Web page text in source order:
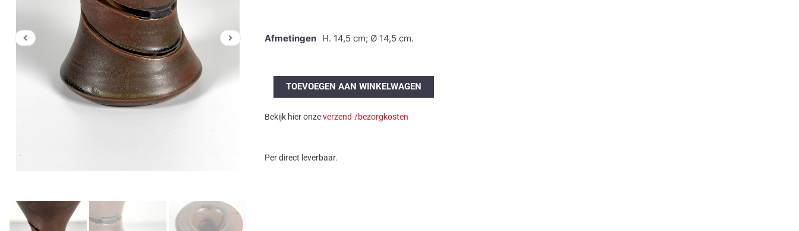
Afmetingen H. 14,5 cm; Ø 14,5 cm.
de
Boer
keramiek
TOEVOEGEN AAN WINKELWAGEN
Bekijk hier onzeverzend-/bezorgkosten
Per direct leverbaar.